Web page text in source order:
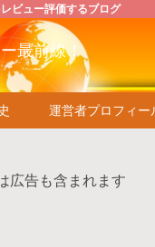
ビュー評価するブログ
最前線！
運営者プロフィー
広告も含まれます